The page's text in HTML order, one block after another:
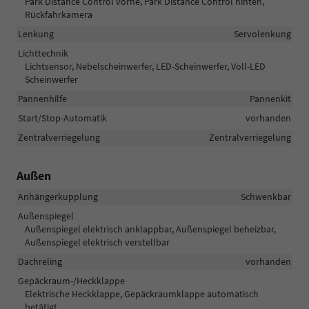
Rückfahrkamera
Lenkung
Servolenkung
Lichttechnik
Lichtsensor, Nebelscheinwerfer, LED-Scheinwerfer, Voll-LED
Scheinwerfer
Pannenhilfe
Pannenkit
Start/Stop-Automatik
vorhanden
Zentralverriegelung
Zentralverriegelung
Außen
Anhängerkupplung
Schwenkbar
Außenspiegel
Außenspiegel elektrisch anklappbar, Außenspiegel beheizbar,
Außenspiegel elektrisch verstellbar
Dachreling
vorhanden
Gepäckraum-/Heckklappe
Elektrische Heckklappe, Gepäckraumklappe automatisch